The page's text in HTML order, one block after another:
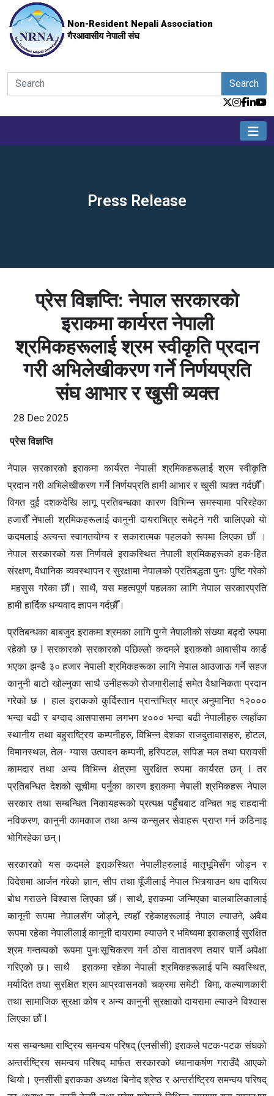
Non-Resident Nepali Association
गैरआवासीय नेपाली संघ
Search
Press Release
प्रेस विज्ञप्ति: नेपाल सरकारको
इराकमा कार्यरत नेपाली
श्रमिकहरूलाई श्रम स्वीकृति प्रदान
गरी अभिलेखीकरण गर्ने निर्णयप्रति
संघ आभार र खुसी व्यक्त
28 Dec 2025
प्रेस विज्ञप्ति
नेपाल सरकारको इराकमा कार्यरत नेपाली श्रमिकहरूलाई श्रम स्वीकृति
प्रदान गरी अभिलेखीकरण गर्ने निर्णयप्रति हामी आभार र खुसी व्यक्त गर्दछौँ।
विगत दुई दशकदेखि लागू प्रतिबन्धका कारण विभिन्न समस्यामा परिरहेका
हजारौँ नेपाली श्रमिकहरूलाई कानुनी दायराभित्र समेट्ने गरी चालिएको यो
कदमलाई अत्यन्त स्वागतयोग्य र सकारात्मक पहलको रूपमा लिएका छौं ।
नेपाल सरकारको यस निर्णयले इराकस्थित नेपाली श्रमिकहरूको हक-हित
संरक्षण, वैधानिक व्यवस्थापन र सुरक्षामा नेपालको प्रतिबद्धता पुनः पुष्टि गरेको
महसुस गरेका छौं। साथै, यस महत्वपूर्ण पहलका लागि नेपाल सरकारप्रति
हामी हार्दिक धन्यवाद ज्ञापन गर्दछौँ।
प्रतिबन्धका बाबजुद इराकमा श्रमका लागि पुग्ने नेपालीको संख्या बढ्दो रुपमा
रहेको छ l सरकारको सरकारको पछिल्लो कदमले इराकको आवासीय कार्ड
भएका झन्डै ३० हजार नेपाली श्रमिकहरूका लागि नेपाल आउजाऊ गर्ने सहज
कानुनी बाटो खोल्नुका साथै उनीहरूको रोजगारीलाई समेत वैधानिकता प्रदान
गरेको छ । हाल इराकको कुर्दिस्तान प्रान्तभित्र मात्र अनुमानित १२०००
भन्दा बढी र बग्दाद आसपासमा लगभग ४००० भन्दा बढी नेपालीहरु त्यहाँका
स्थानीय तथा बहुराष्ट्रिय कम्पनीहरु, विभिन्न देशका राजदुतावासहरु, होटल,
विमानस्थल, तेल- ग्यास उत्पादन कम्पनी, हस्पिटल, सपिङ मल तथा घरायसी
कामदार तथा अन्य विभिन्न क्षेत्रमा सुरक्षित रुपमा कार्यरत छन् l तर
प्रतिबन्धित देशको सूचीमा पर्नुका कारण इराकमा नेपाली श्रमिकहरू नेपाल
सरकार तथा सम्बन्धित निकायहरूको प्रत्यक्ष पहुँचबाट वन्चित भइ राहदानी
नविकरण, कानुनी कामकाज तथा अन्य कन्सुलर सेवाहरू प्राप्त गर्न कठिनाइ
भोगिरहेका छन्।
सरकारको यस कदमले इराकस्थित नेपालीहरुलाई मातृभूमिसँग जोड्न र
विदेशमा आर्जन गरेको ज्ञान, सीप तथा पूँजीलाई नेपाल भित्र्याउन थप दायित्व
बोध गराउने विश्वास लिएका छौं। साथै, इराकमा जन्मिएका बालबालिकालाई
कानूनी रूपमा नेपालसँग जोड्ने, त्यहाँ रहेकाहरूलाई नेपाल ल्याउने, अवैध
रूपमा रहेका नेपालीलाई कानूनी दायरामा ल्याउने र भविष्यमा इराकलाई सुरक्षित
श्रम गन्तव्यको रूपमा पुनःसूचिकरण गर्न ठोस वातावरण तयार पार्ने अपेक्षा
गरिएको छ। साथै इराकमा रहेका नेपाली श्रमिकहरूलाई पनि व्यवस्थित,
मर्यादित तथा सुरक्षित श्रम आप्रवासनको चक्रमा समेटी बिमा, कल्याणकारी
तथा सामाजिक सुरक्षा कोष र अन्य कानुनी सुरक्षाको दायरामा ल्याउने विश्वास
लिएका छौं l
यस सम्बन्धमा राष्ट्रिय समन्वय परिषद् (एनसीसी) इराकले पटक-पटक संघको
अन्तर्राष्ट्रिय समन्वय परिषद् मार्फत सरकारको ध्यानाकर्षण गराउँदै आएको
थियो। एनसीसी इराकका अध्यक्ष बिनोद श्रेष्ठ र अन्तर्राष्ट्रिय समन्वय परिषद्